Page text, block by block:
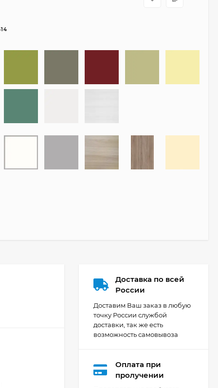
Доставка по всей
России
Доставим Ваш заказ в любую
точку России службой
доставки, так же есть
возможность самовывоза
Оплата при
пролучении
Кухня Мишель -
длина 4,2 м